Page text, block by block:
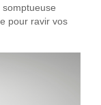
pour ravir vos